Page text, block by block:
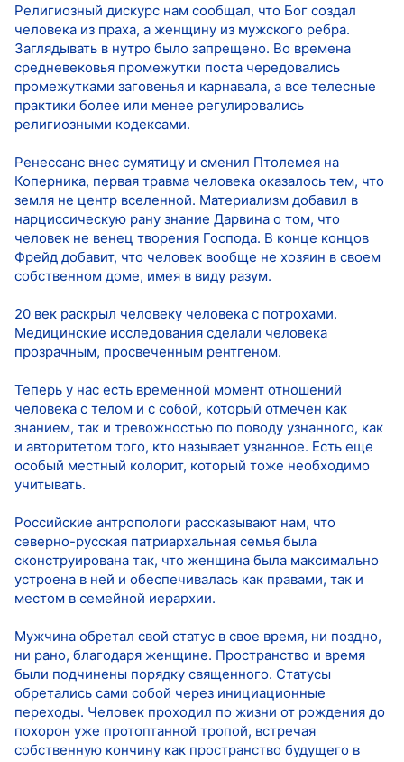
Религиозный дискурс нам сообщал, что Бог создал
человека из праха, а женщину из мужского ребра.
Заглядывать в нутро было запрещено. Во времена
средневековья промежутки поста чередовались
промежутками заговенья и карнавала, а все телесные
практики более или менее регулировались
религиозными кодексами.
Ренессанс внес сумятицу и сменил Птолемея на
Коперника, первая травма человека оказалось тем, что
земля не центр вселенной. Материализм добавил в
нарциссическую рану знание Дарвина о том, что
человек не венец творения Господа. В конце концов
Фрейд добавит, что человек вообще не хозяин в своем
собственном доме, имея в виду разум.
20 век раскрыл человеку человека с потрохами.
Медицинские исследования сделали человека
прозрачным, просвеченным рентгеном.
Теперь у нас есть временной момент отношений
человека с телом и с собой, который отмечен как
знанием, так и тревожностью по поводу узнанного, как
и авторитетом того, кто называет узнанное. Есть еще
особый местный колорит, который тоже необходимо
учитывать.
Российские антропологи рассказывают нам, что
северно-русская патриархальная семья была
сконструирована так, что женщина была максимально
устроена в ней и обеспечивалась как правами, так и
местом в семейной иерархии.
Мужчина обретал свой статус в свое время, ни поздно,
ни рано, благодаря женщине. Пространство и время
были подчинены порядку священного. Статусы
обретались сами собой через инициационные
переходы. Человек проходил по жизни от рождения до
похорон уже протоптанной тропой, встречая
собственную кончину как пространство будущего в